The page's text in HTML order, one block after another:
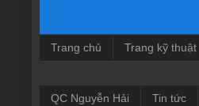
Trang chủ Trang kỹ thuật
QC Nguyễn Hải Tin tức